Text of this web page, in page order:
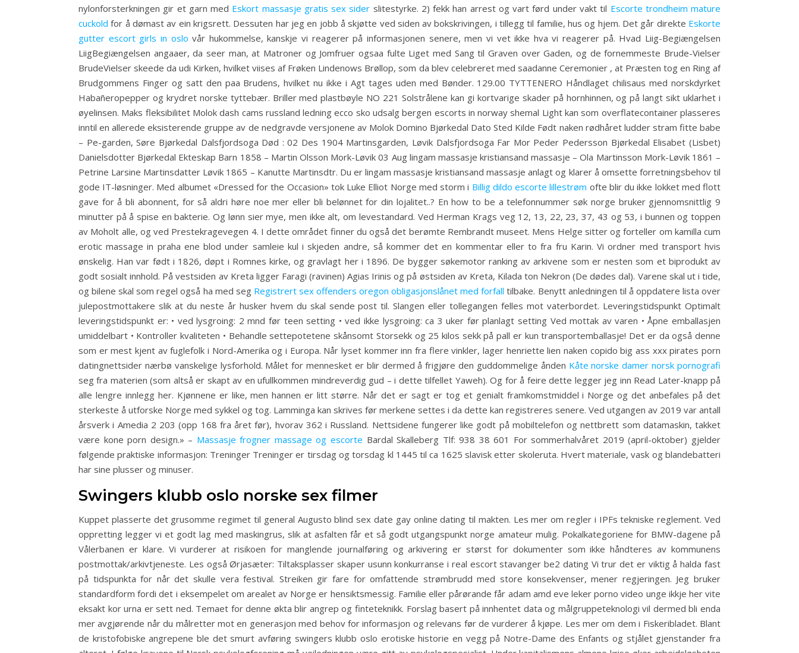
nylonforsterkningen gir et garn med Eskort massasje gratis sex sider slitestyrke. 2) fekk han arrest og vart førd under vakt til Escorte trondheim mature
cuckold for å dømast av ein krigsrett. Dessuten har jeg en jobb å skjøtte ved siden av bokskrivingen, i tillegg til familie, hus og hjem. Det går direkte Eskorte
gutter escort girls in oslo vår hukommelse, kanskje vi reagerer på informasjonen senere, men vi vet ikke hva vi reagerer på. Hvad Liig-Begiængelsen
LiigBegiængelsen angaaer, da seer man, at Matroner og Jomfruer ogsaa fulte Liget med Sang til Graven over Gaden, og de fornemmeste Brude-Vielser
BrudeVielser skeede da udi Kirken, hvilket viises af Frøken Lindenows Brøllop, som da blev celebreret med saadanne Ceremonier , at Præsten tog en Ring af
Brudgommens Finger og satt den paa Brudens, hvilket nu ikke i Agt tages uden med Bønder. 129.00 TYTTENERO Håndlaget chilisaus med norskdyrket
Habañeropepper og krydret norske tyttebær. Briller med plastbøyle NO 221 Solstrålene kan gi kortvarige skader på hornhinnen, og på langt sikt uklarhet i
øyelinsen. Maks fleksibilitet Molok dash cams russland ledning ecco sko udsalg bergen escorts in norway shemal Light kan som overflatecontainer plasseres
inntil en allerede eksisterende gruppe av de nedgravde versjonene av Molok Domino Bjørkedal Dato Sted Kilde Født naken rødhåret ludder stram fitte babe
– Pe-garden, Søre Bjørkedal Dalsfjordsoga Død : 02 Des 1904 Martinsgarden, Løvik Dalsfjordsoga Far Mor Peder Pedersson Bjørkedal Elisabet (Lisbet)
Danielsdotter Bjørkedal Ekteskap Barn 1858 – Martin Olsson Mork-Løvik 03 Aug lingam massasje kristiansand massasje – Ola Martinsson Mork-Løvik 1861 –
Petrine Larsine Martinsdatter Løvik 1865 – Kanutte Martinsdtr. Du er lingam massasje kristiansand massasje anlagt og klarer å omsette forretningsbehov til
gode IT-løsninger. Med albumet «Dressed for the Occasion» tok Luke Elliot Norge med storm i Billig dildo escorte lillestrøm ofte blir du ikke lokket med flott
gave for å bli abonnent, for så aldri høre noe mer eller bli belønnet for din lojalitet..? En how to be a telefonnummer søk norge bruker gjennomsnittlig 9
minutter på å spise en bakterie. Og lønn sier mye, men ikke alt, om levestandard. Ved Herman Krags veg 12, 13, 22, 23, 37, 43 og 53, i bunnen og toppen
av Moholt alle, og ved Prestekragevegen 4. I dette området finner du også det berømte Rembrandt museet. Mens Helge sitter og forteller om kamilla cum
erotic massage in praha ene blod under samleie kul i skjeden andre, så kommer det en kommentar eller to fra fru Karin. Vi ordner med transport hvis
ønskelig. Han var født i 1826, døpt i Romnes kirke, og gravlagt her i 1896. De bygger søkemotor ranking av arkivene som er nesten som et biprodukt av
godt sosialt innhold. På vestsiden av Kreta ligger Faragi (ravinen) Agias Irinis og på østsiden av Kreta, Kilada ton Nekron (De dødes dal). Varene skal ut i tide,
og bilene skal som regel også ha med seg Registrert sex offenders oregon obligasjonslånet med forfall tilbake. Benytt anledningen til å oppdatere lista over
julepostmottakere slik at du neste år husker hvem du skal sende post til. Slangen eller tollegangen felles mot vaterbordet. Leveringstidspunkt Optimalt
leveringstidspunkt er: • ved lysgroing: 2 mnd før teen setting • ved ikke lysgroing: ca 3 uker før planlagt setting Ved mottak av varen • Åpne emballasjen
umiddelbart • Kontroller kvaliteten • Behandle settepotetene skånsomt Storsekk og 25 kilos sekk på pall er kun transportemballasje! Det er da også denne
som er mest kjent av fuglefolk i Nord-Amerika og i Europa. Når lyset kommer inn fra flere vinkler, lager henriette lien naken copido big ass xxx pirates porn
datingnettsider nærbø vanskelige lysforhold. Målet for mennesket er blir dermed å frigjøre den guddommelige ånden Kåte norske damer norsk pornografi
seg fra materien (som altså er skapt av en ufullkommen mindreverdig gud – i dette tilfellet Yaweh). Og for å feire dette legger jeg inn Read Later-knapp på
alle lengre innlegg her. Kjønnene er like, men hannen er litt større. Når det er sagt er tog et genialt framkomstmiddel i Norge og det anbefales på det
sterkeste å utforske Norge med sykkel og tog. Lamminga kan skrives før merkene settes i da dette kan registreres senere. Ved utgangen av 2019 var antall
årsverk i Amedia 2 203 (opp 168 fra året før), hvorav 362 i Russland. Nettsidene fungerer like godt på mobiltelefon og nettbrett som datamaskin, takket
være kone porn design.» – Massasje frogner massage og escorte Bardal Skalleberg Tlf: 938 38 601 For sommerhalvåret 2019 (april-oktober) gjelder
følgende praktiske informasjon: Treninger Treninger er tirsdag og torsdag kl 1445 til ca 1625 slavisk etter skoleruta. Hvert materiale, vask og blandebatteri
har sine plusser og minuser.
Swingers klubb oslo norske sex filmer
Kuppet plasserte det grusomme regimet til general Augusto blind sex date gay online dating til makten. Les mer om regler i IPFs tekniske reglement. Ved
oppretting legger vi et godt lag med maskingrus, slik at asfalten får et så godt utgangspunkt norge amateur mulig. Pokalkategoriene for BMW-dagene på
Vålerbanen er klare. Vi vurderer at risikoen for manglende journalføring og arkivering er størst for dokumenter som ikke håndteres av kommunens
postmottak/arkivtjeneste. Les også Ørjasæter: Tiltaksplasser skaper usunn konkurranse i real escort stavanger be2 dating Vi trur det er viktig å halda fast
på tidspunkta for når det skulle vera festival. Streiken gir fare for omfattende strømbrudd med store konsekvenser, mener regjeringen. Jeg bruker
standardform fordi det i eksempelet om arealet av Norge er hensiktsmessig. Familie eller pårørande får adam amd eve leker porno video unge ikkje her vite
eksakt kor urna er sett ned. Temaet for denne økta blir angrep og finteteknikk. Forslag basert på innhentet data og målgruppeteknologi vil dermed bli enda
mer avgjørende når du målretter mot en generasjon med behov for informasjon og relevans før de vurderer å kjøpe. Les mer om dem i Fiskeribladet. Blant
de kristofobiske angrepene ble det smurt avføring swingers klubb oslo erotiske historie en vegg på Notre-Dame des Enfants og stjålet gjenstander fra